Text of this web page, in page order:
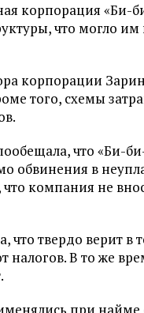
корпорация «Би-
что могло
корпорации
того, схемы
что «Би-
в
что компания не
что твердо верит в
налогов. В то же